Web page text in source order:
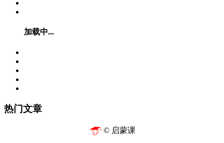
加载中...
热门文章
© 启蒙课